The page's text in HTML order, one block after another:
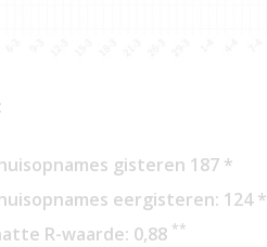
gisteren 187 *
eergisteren: 124 *
R-waarde: 0,88 **